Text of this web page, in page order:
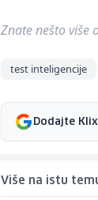
Znate nešto više
test inteligencije
Dodajte
Više na istu